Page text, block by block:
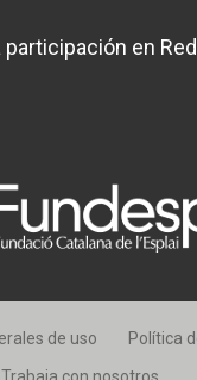
en
de uso
Política